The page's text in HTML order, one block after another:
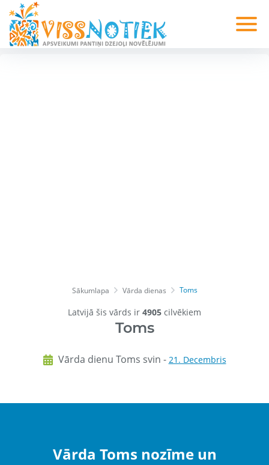
Sākumlapa Vārda dienas Toms
Latvijā šis vārds ir 4905 cilvēkiem
Toms
Vārda dienu Toms svin - 21. Decembris
Vārda Toms nozīme un